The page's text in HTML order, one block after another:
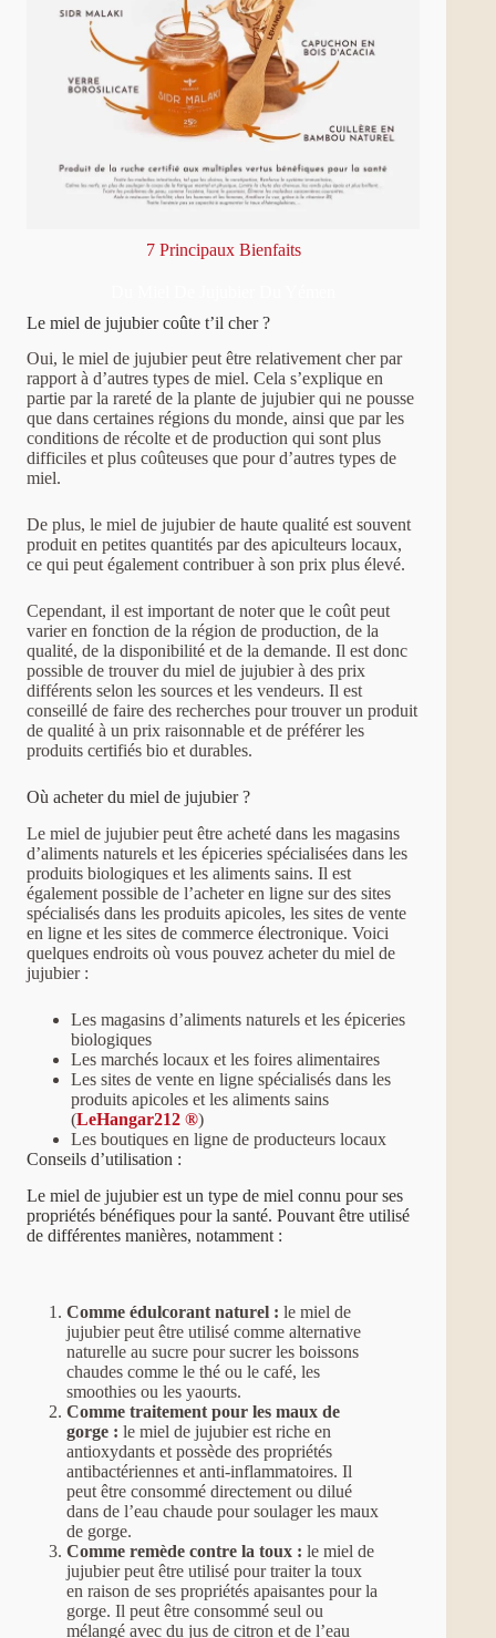
7 Principaux Bienfaits
Le miel de jujubier coûte t’il cher ?
Oui, le miel de jujubier peut être relativement cher par
rapport à d’autres types de miel. Cela s’explique en
partie par la rareté de la plante de jujubier qui ne pousse
que dans certaines régions du monde, ainsi que par les
conditions de récolte et de production qui sont plus
difficiles et plus coûteuses que pour d’autres types de
miel.
De plus, le miel de jujubier de haute qualité est souvent
produit en petites quantités par des apiculteurs locaux,
ce qui peut également contribuer à son prix plus élevé.
Cependant, il est important de noter que le coût peut
varier en fonction de la région de production, de la
qualité, de la disponibilité et de la demande. Il est donc
possible de trouver du miel de jujubier à des prix
différents selon les sources et les vendeurs. Il est
conseillé de faire des recherches pour trouver un produit
de qualité à un prix raisonnable et de préférer les
produits certifiés bio et durables.
Où acheter du miel de jujubier ?
Le miel de jujubier peut être acheté dans les magasins
d’aliments naturels et les épiceries spécialisées dans les
produits biologiques et les aliments sains. Il est
également possible de l’acheter en ligne sur des sites
spécialisés dans les produits apicoles, les sites de vente
en ligne et les sites de commerce électronique. Voici
quelques endroits où vous pouvez acheter du miel de
jujubier :
Les magasins d’aliments naturels et les épiceries
biologiques
Les marchés locaux et les foires alimentaires
Les sites de vente en ligne spécialisés dans les
produits apicoles et les aliments sains
(LeHangar212 ®)
Les boutiques en ligne de producteurs locaux
Conseils d’utilisation :
Le miel de jujubier est un type de miel connu pour ses
propriétés bénéfiques pour la santé. Pouvant être utilisé
de différentes manières, notamment :
Comme édulcorant naturel : le miel de
jujubier peut être utilisé comme alternative
naturelle au sucre pour sucrer les boissons
chaudes comme le thé ou le café, les
smoothies ou les yaourts.
Comme traitement pour les maux de
gorge : le miel de jujubier est riche en
antioxydants et possède des propriétés
antibactériennes et anti-inflammatoires. Il
peut être consommé directement ou dilué
dans de l’eau chaude pour soulager les maux
de gorge.
Comme remède contre la toux : le miel de
jujubier peut être utilisé pour traiter la toux
en raison de ses propriétés apaisantes pour la
gorge. Il peut être consommé seul ou
mélangé avec du jus de citron et de l’eau